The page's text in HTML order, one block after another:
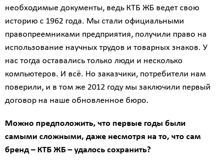
необходимые документы, ведь КТБ ЖБ ведет свою
историю с 1962 года. Мы стали официальными
правопреемниками предприятия, получили право на
использование научных трудов и товарных знаков. У
нас тогда оставались только люди и несколько
компьютеров. И всё. Но заказчики, потребители нам
поверили, и в том же 2012 году мы заключили первый
договор на наше обновленное бюро.
Можно предположить, что первые годы были
самыми сложными, даже несмотря на то, что сам
бренд – КТБ ЖБ – удалось сохранить?